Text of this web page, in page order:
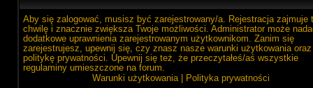
Aby się zalogować, musisz być zarejestrowany/a. Rejestracja zajmuje
chwilę i znacznie zwiększa Twoje możliwości. Administrator może
dodatkowe uprawnienia zarejestrowanym użytkownikom. Zanim się
zarejestrujesz, upewnij się, czy znasz nasze warunki użytkowania oraz
politykę prywatności. Upewnij się też, że przeczytałeś/aś wszystkie
regulaminy umieszczone na forum.
Warunki użytkowania| Polityka prywatności